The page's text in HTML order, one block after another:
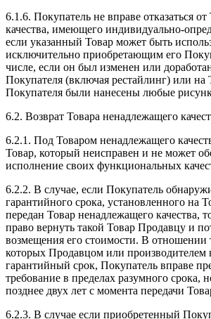
6.1.6. Покупатель не вправе отказаться
качества, имеющего индивидуально-
если указанный Товар может быть
исключительно приобретающим его
числе, если он был изменен или
Покупателя (включая рестайлинг) или на
Покупателя были нанесены любые
6.2. Возврат Товара ненадлежащего
6.2.1. Под Товаром ненадлежащего
Товар, который неисправен и не может
исполнение своих функциональных
6.2.2. В случае, если Покупатель
гарантийного срока, установленного на
передан Товар ненадлежащего качества,
право вернуть такой Товар Продавцу и
возмещения его стоимости. В отношении
которых Продавцом или производителем
гарантийный срок, Покупатель вправе
требование в пределах разумного срока,
позднее двух лет с момента передачи
6.2.3. В случае если приобретенный